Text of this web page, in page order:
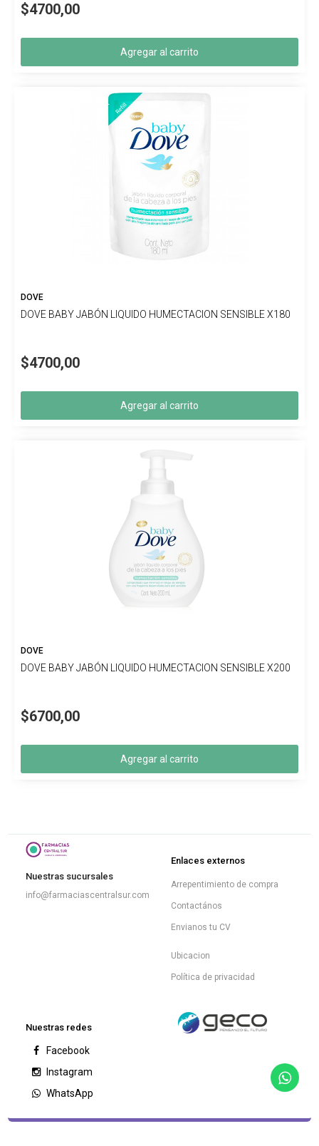
$4700,00
Agregar al carrito
DOVE
DOVE BABY JABÓN LIQUIDO HUMECTACION SENSIBLE X180
$4700,00
Agregar al carrito
DOVE
DOVE BABY JABÓN LIQUIDO HUMECTACION SENSIBLE X200
$6700,00
Agregar al carrito
Nuestras sucursales
info@farmaciascentralsur.com
Enlaces externos
Arrepentimiento de compra
Contactános
Envianos tu CV
Ubicacion
Política de privacidad
Nuestras redes
Facebook
Instagram
WhatsApp